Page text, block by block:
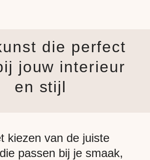
Onderwerp
KunstStijl
Albums
Blog
die perfect
jouw interieur
en stijl
kiezen van de juiste
passen bij je smaak,